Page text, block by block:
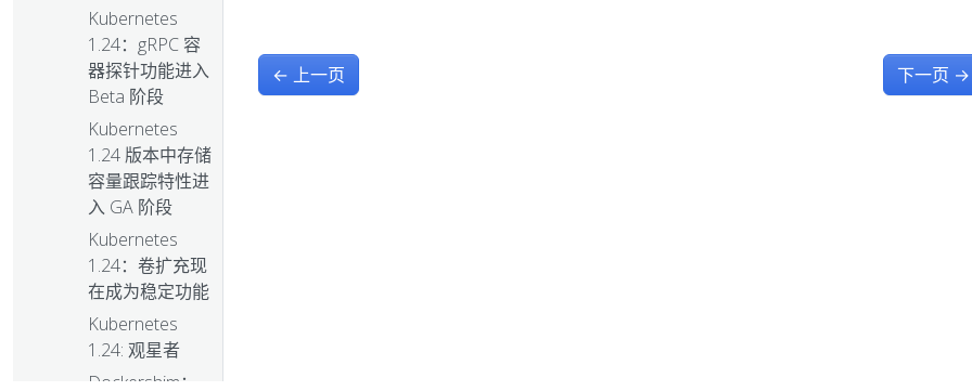
Kubernetes
1.24：gRPC 容
器探针功能进入
Beta 阶段
Kubernetes
1.24 版本中存储
容量跟踪特性进
入 GA 阶段
Kubernetes
1.24：卷扩充现
在成为稳定功能
Kubernetes
1.24: 观星者
Dockershim：
← 上一页 下一页 →